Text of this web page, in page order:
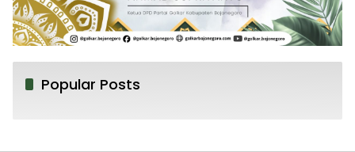
Popular Posts